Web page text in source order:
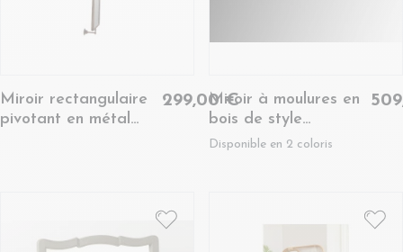
Miroir rectangulaire
pivotant en métal
299,00 €Miroir à moulures en
bois de style
romantique H145 -
Disponible en 2 coloris